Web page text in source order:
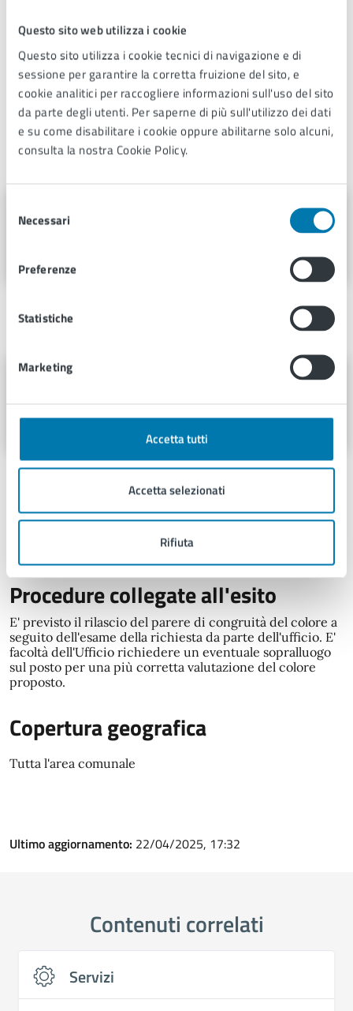
Questo sito web utilizza i cookie
Questo sito utilizza i cookie tecnici di navigazione e di
sessione per garantire la corretta fruizione del sito, e
cookie analitici per raccogliere informazioni sull'uso del sito
da parte degli utenti. Per saperne di più sull'utilizzo dei dati
e su come disabilitare i cookie oppure abilitarne solo alcuni,
consulta la nostra Cookie Policy.
delNecessari
Preferenze
Statistiche
Marketing
Accetta tutti
Accetta selezionati
Rifiuta
di servizio.
Termini e condizioni di servizio (PDF 33.87
kB)
Contatti
Centralino Comune di Pescia
Unità organizzativa responsabile
U.O.C. Governo del territorio, LL.PP. e
Piazza Obizzi 9, 51017
Urbanizzazione
Procedure collegate all'esito
E' previsto il rilascio del parere di congruità del colore a
seguito dell'esame della richiesta da parte dell'ufficio. E'
facoltà dell'Ufficio richiedere un eventuale sopralluogo
sul posto per una più corretta valutazione del colore
proposto.
Copertura geografica
Tutta l'area comunale
Ultimo aggiornamento: 22/04/2025, 17:32
Contenuti correlati
Servizi